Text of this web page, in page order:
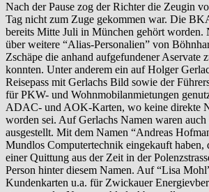
Nach der Pause zog der Richter die Zeugin
Tag nicht zum Zuge gekommen war. Die
bereits Mitte Juli in München gehört worden.
über weitere “Alias-Personalien” von
Zschäpe die anhand aufgefundener Aservate
konnten. Unter anderem ein auf Holger
Reisepass mit Gerlachs Bild sowie der
für PKW- und Wohnmobilanmietungen
ADAC- und AOK-Karten, wo keine direkte
worden sei. Auf Gerlachs Namen waren auch
ausgestellt. Mit dem Namen “Andreas
Mundlos Computertechnik eingekauft haben,
einer Quittung aus der Zeit in der
Person hinter diesem Namen. Auf “Lisa
Kundenkarten u.a. für Zwickauer